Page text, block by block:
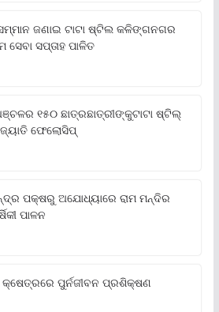
ଜଣାଇ ଟାଟା ଷ୍ଟିଲ କଳିଙ୍ଗନଗର
ସପ୍ତାହ ପାଳିତ
୧୫୦ ଛାତ୍ରଛାତ୍ରୀଙ୍କୁଟାଟା ଷ୍ଟିଲ୍
ଫେଲୋସିପ୍‌
ପକ୍ଷରୁ ଅଯୋଧ୍ୟାରେ ରାମ ମନ୍ଦିର
ପାଳନ
ପୁର୍ନଜୀବନ ପ୍ରଶିକ୍ଷଣ